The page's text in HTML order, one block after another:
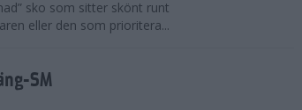
sko som sitter skönt runt
eller den som prioritera...
SM